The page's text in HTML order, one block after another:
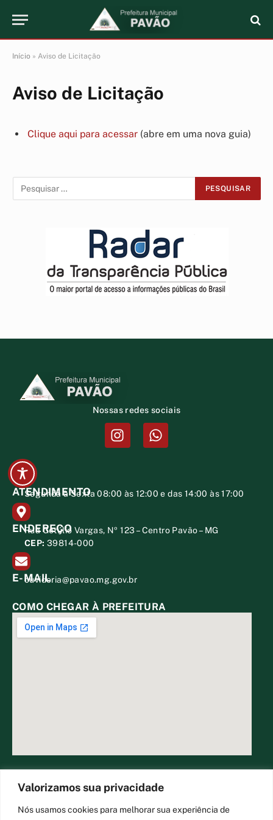
Valorizamos sua privacidade
Nós usamos cookies para melhorar sua experiência de
Início » Aviso de Licitação
Aviso de Licitação
Clique aqui para acessar (abre em uma nova guia)
Nossas redes sociais
ATENDIMENTO
Segunda à Sexta 08:00 às 12:00 e das 14:00 às 17:00
ENDEREÇO
Rua Getúlio Vargas, Nº 123 – Centro Pavão – MG
CEP: 39814-000
E-MAIL
ouvidoria@pavao.mg.gov.br
COMO CHEGAR À PREFEITURA